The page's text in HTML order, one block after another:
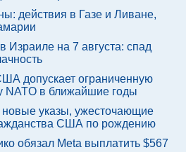
действия в Газе и Ливане,
Израиле на 7 августа: спад
допускает ограниченную
NATO в ближайшие годы
указы, ужесточающие
США по рождению
обязал Meta выплатить $567